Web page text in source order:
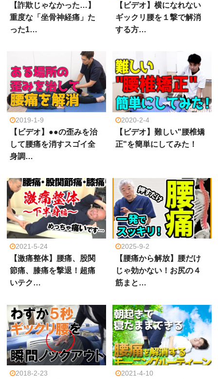
【詐欺じゃなかった…】
重度な「坐骨神経痛」た
った1…
【ビデオ】横になれない
ギックリ腰を１撃で解消
する方…
2019-1-9
【ビデオ】●●の歪みを治
して腰痛を消すスゴイ全
身調…
2020-2-4
【ビデオ】難しい"腰椎矯
正"を簡単にしてみた！
2021-5-24
【激痛整体】腰痛、股関
節痛、膝痛を撃退！超痛
いテク…
2025-9-2
【腰痛から解放】腰だけ
じゃ効かない！お尻の４
筋まと…
2018-2-23 2021-4-10